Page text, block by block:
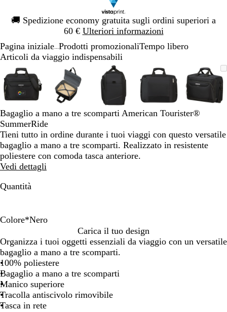
🚚 Spedizione economy gratuita sugli ordini superiori a
60 € Ulteriori informazioni
Diapositiva
1
Pagina iniziale Prodotti promozionaliTempo libero
Articoli da viaggio indispensabili
L’immagine
può
essere
ingrandita
Ingrandito
a
minimo
Clicca
per
allargare
Usa
i
comandi
+
e
+
per
ingrandire
o
ridurre
e
le
spostarti
L’immagine
può
essere
ingrandita
Ingrandito
a
minimo
Clicca
per
allargare
Usa
i
comandi
+
e
per
ingrandire
o
L’immagine
può
ingrandita
Ingrandito
minimo
Clicca
per
allargare
Usa
comandi
e
per
ingrandire
o
L’immagine
può
essere
ingrandita
Ingrandito
a
minimo
Clicca
per
allargare
Usa
i
comandi
e
per
ingrandire
può
essere
a
Clicca
per
Usa
i
+
per
Diapositiva
1
di
Bagaglio a mano a tre scomparti American Tourister®
SummerRide
Tieni tutto in ordine durante i tuoi viaggi con questo versatile
bagaglio a mano a tre scomparti. Realizzato in resistente
poliestere con comoda tasca anteriore.
Vedi dettagli
Quantità
Colore*Nero
e
r
o
l
u
n
a
v
y
i
l
a
s
R
o
s
Carica il tuo design
Organizza i tuoi oggetti essenziali da viaggio con un versatile
bagaglio a mano a tre scomparti.
100% poliestere
Bagaglio a mano a tre scomparti
Manico superiore
Tracolla antiscivolo rimovibile
Tasca in rete